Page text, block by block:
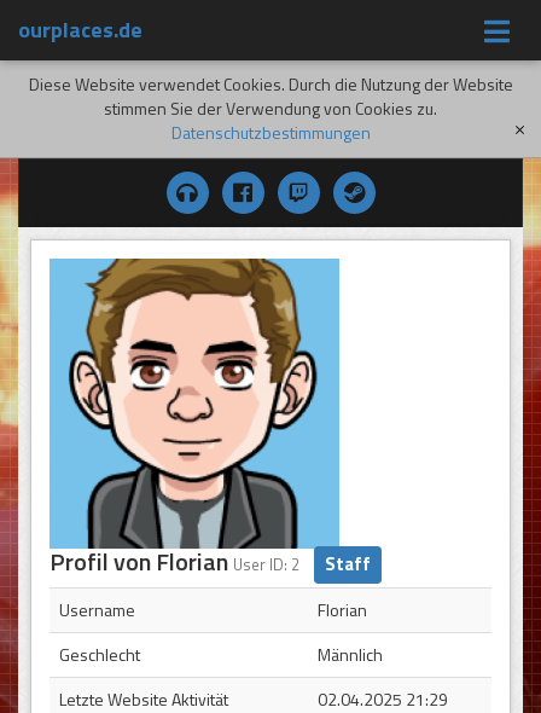
Diese Website verwendet Cookies. Durch die Nutzung der Website
stimmen Sie der Verwendung von Cookies zu.
Datenschutzbestimmungen
[x]
ourplaces.de
Profil von FlorianUser ID: 2 Staff
Username
Florian
Geschlecht
Männlich
Letzte Website Aktivität
02.04.2025 21:29